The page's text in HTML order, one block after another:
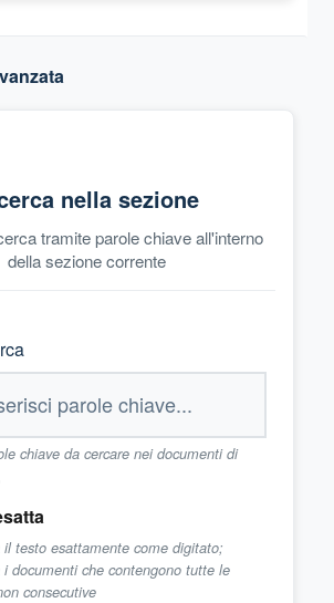
nella sezione
tramite parole chiave all'interno
della sezione corrente
chiave da cercare nei documenti di
testo esattamente come digitato;
documenti che contengono tutte le
consecutive